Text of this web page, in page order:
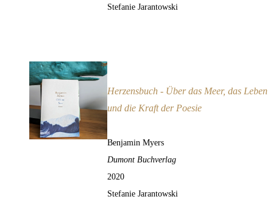
Stefanie Jarantowski
Herzensbuch - Über das Meer, das Leben
und die Kraft der Poesie
Benjamin Myers
Dumont Buchverlag
2020
Stefanie Jarantowski